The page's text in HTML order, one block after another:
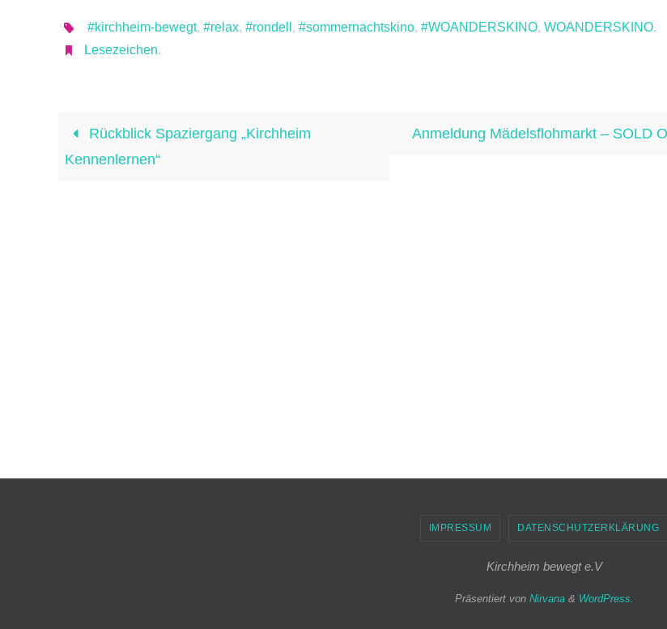
#kirchheim-bewegt, #relax, #rondell , #sommernachtskino, #WOANDERSKINO, WOANDERSKINO.
Lesezeichen.
Rückblick Spaziergang „Kirchheim
Kennenlernen“
Anmeldung Mädelsflohmarkt – SOLD
IMPRESSUM DATENSCHUTZERKLÄRUNG
Kirchheim bewegt e.V
Präsentiert von Nirvana& WordPress.